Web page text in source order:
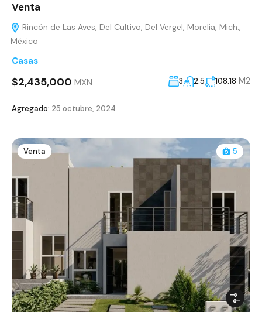
Venta
Rincón de Las Aves, Del Cultivo, Del Vergel, Morelia, Mich.,
México
Casas
$2,435,000 MXN 3 2.5 108.18 M2
Agregado: 25 octubre, 2024
Venta 5